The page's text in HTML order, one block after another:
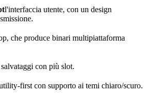
l'interfaccia utente, con un design
che produce binari multipiattaforma
con più slot.
first con supporto ai temi chiaro/scuro.